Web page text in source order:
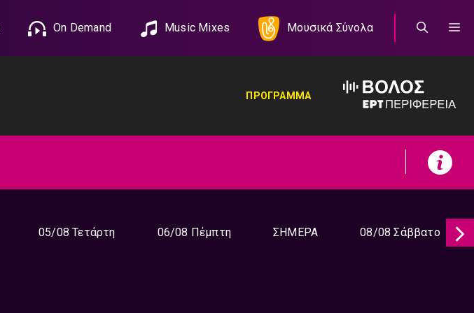
On Demand Music Mixes Μουσικά Σύνολα
ΠΡΟΓΡΑΜΜΑ
05/08 Τετάρτη 06/08 Πέμπτη ΣΗΜΕΡΑ 08/08 Σάββατο